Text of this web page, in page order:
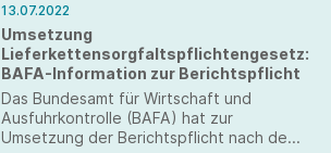
NAP-Prozess und zu den OECD-
Leitsätzen.
13.07.2022
Umsetzung
Lieferkettensorgfaltspflichtengesetz:
BAFA-Information zur Berichtspflicht
Das Bundesamt für Wirtschaft und
Ausfuhrkontrolle (BAFA) hat zur
Umsetzung der Berichtspflicht nach dem